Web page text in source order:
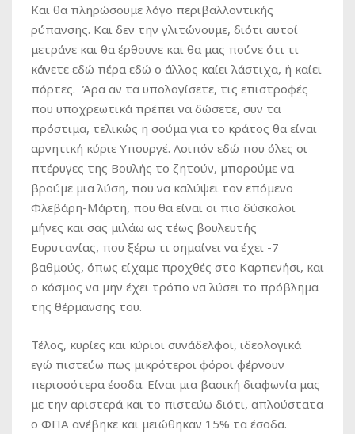
Και θα πληρώσουμε λόγο περιβαλλοντικής
ρύπανσης. Και δεν την γλιτώνουμε, διότι αυτοί
μετράνε και θα έρθουνε και θα μας πούνε ότι τι
κάνετε εδώ πέρα εδώ ο άλλος καίει λάστιχα, ή καίει
πόρτες. Άρα αν τα υπολογίσετε, τις επιστροφές
που υποχρεωτικά πρέπει να δώσετε, συν τα
πρόστιμα, τελικώς η σούμα για το κράτος θα είναι
αρνητική κύριε Υπουργέ. Λοιπόν εδώ που όλες οι
πτέρυγες της Βουλής το ζητούν, μπορούμε να
βρούμε μια λύση, που να καλύψει τον επόμενο
Φλεβάρη-Μάρτη, που θα είναι οι πιο δύσκολοι
μήνες και σας μιλάω ως τέως βουλευτής
Ευρυτανίας, που ξέρω τι σημαίνει να έχει -7
βαθμούς, όπως είχαμε προχθές στο Καρπενήσι, και
ο κόσμος να μην έχει τρόπο να λύσει το πρόβλημα
της θέρμανσης του.
Τέλος, κυρίες και κύριοι συνάδελφοι, ιδεολογικά
εγώ πιστεύω πως μικρότεροι φόροι φέρνουν
περισσότερα έσοδα. Είναι μια βασική διαφωνία μας
με την αριστερά και το πιστεύω διότι, απλούστατα
ο ΦΠΑ ανέβηκε και μειώθηκαν 15% τα έσοδα.